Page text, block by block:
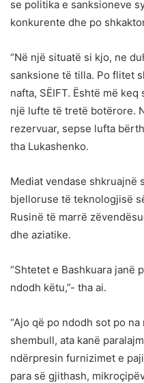
se politika e sanksioneve
konkurente dhe po
“Në një situatë si kjo, ne
sanksione të tilla. Po flitet
nafta, SËIFT. Është më
një lufte të tretë botërore.
rezervuar, sepse lufta
tha Lukashenko.
Mediat vendase shkruajnë
bjelloruse të teknologjisë
Rusinë të marrë
dhe aziatike.
“Shtetet e Bashkuara janë
ndodh këtu,”- tha ai.
“Ajo që po ndodh sot po
shembull, ata kanë
ndërpresin furnizimet e
para së gjithash,